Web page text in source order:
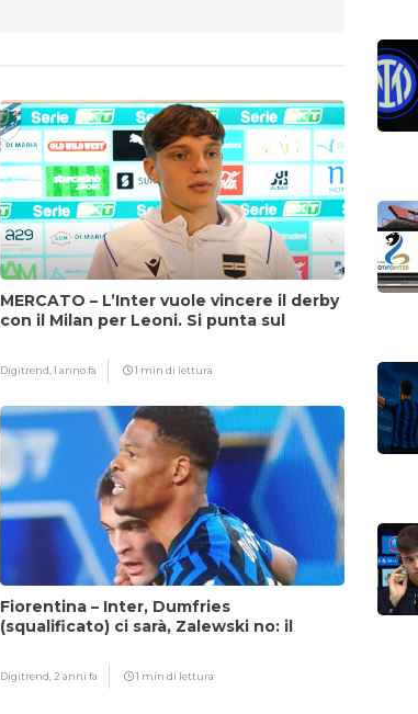
MERCATO – L’Inter vuole vincere il derby
con il Milan per Leoni. Si punta sul
Digitrend,1 anno fa 1 min di lettura
Fiorentina – Inter, Dumfries
(squalificato) ci sarà, Zalewski no: il
Digitrend,2 anni fa 1 min di lettura